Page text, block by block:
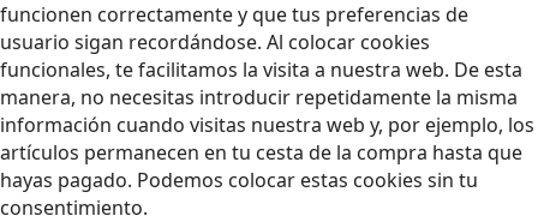
funcionen correctamente y que tus preferencias de
usuario sigan recordándose. Al colocar cookies
funcionales, te facilitamos la visita a nuestra web. De esta
manera, no necesitas introducir repetidamente la misma
información cuando visitas nuestra web y, por ejemplo, los
artículos permanecen en tu cesta de la compra hasta que
hayas pagado. Podemos colocar estas cookies sin tu
consentimiento.